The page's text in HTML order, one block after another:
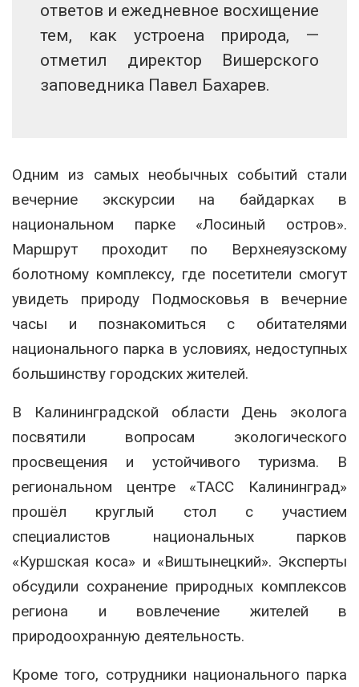
ответов и ежедневное восхищение
тем, как устроена природа, —
отметил директор Вишерского
заповедника Павел Бахарев.
Одним из самых необычных событий стали
вечерние экскурсии на байдарках в
национальном парке «Лосиный остров».
Маршрут проходит по Верхнеяузскому
болотному комплексу, где посетители смогут
увидеть природу Подмосковья в вечерние
часы и познакомиться с обитателями
национального парка в условиях, недоступных
большинству городских жителей.
В Калининградской области День эколога
посвятили вопросам экологического
просвещения и устойчивого туризма. В
региональном центре «ТАСС Калининград»
прошёл круглый стол с участием
специалистов национальных парков
«Куршская коса» и «Виштынецкий». Эксперты
обсудили сохранение природных комплексов
региона и вовлечение жителей в
природоохранную деятельность.
Кроме того, сотрудники национального парка